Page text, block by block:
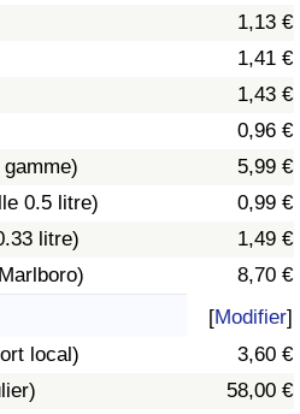
1,13 €
1,41 €
1,43 €
0,96 €
5,99 €
0.5 litre)
0,99 €
litre)
1,49 €
8,70 €
[Modifier]
local)
3,60 €
58,00 €